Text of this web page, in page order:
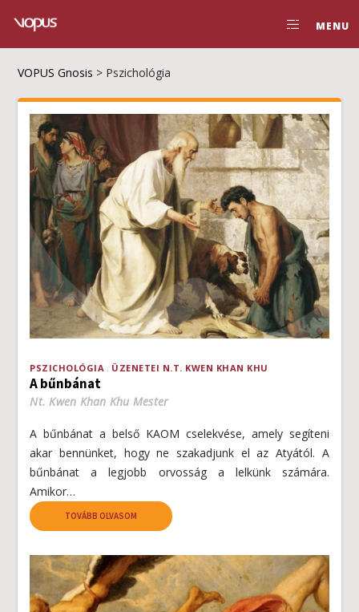
MENU
VOPUS Gnosis > Pszichológia
PSZICHOLÓGIA ÜZENETEI N.T. KWEN KHAN KHU
A bűnbánat
Nt. Kwen Khan Khu Mester
A bűnbánat a belső KAOM cselekvése, amely segíteni
akar bennünket, hogy ne szakadjunk el az Atyától. A
bűnbánat a legjobb orvosság a lelkünk számára.
Amikor…
TOVÁBB OLVASOM